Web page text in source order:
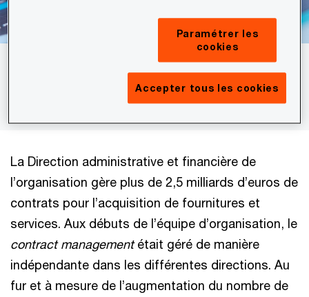
L’enjeu : sécuriser la gestion des
contrats critiques
La Direction administrative et financière de
l’organisation gère plus de 2,5 milliards d’euros de
contrats pour l’acquisition de fournitures et
services. Aux débuts de l’équipe d’organisation, le
contract managementétait géré de manière
indépendante dans les différentes directions. Au
fur et à mesure de l’augmentation du nombre de
Paramétrer les
cookies
Accepter tous les cookies